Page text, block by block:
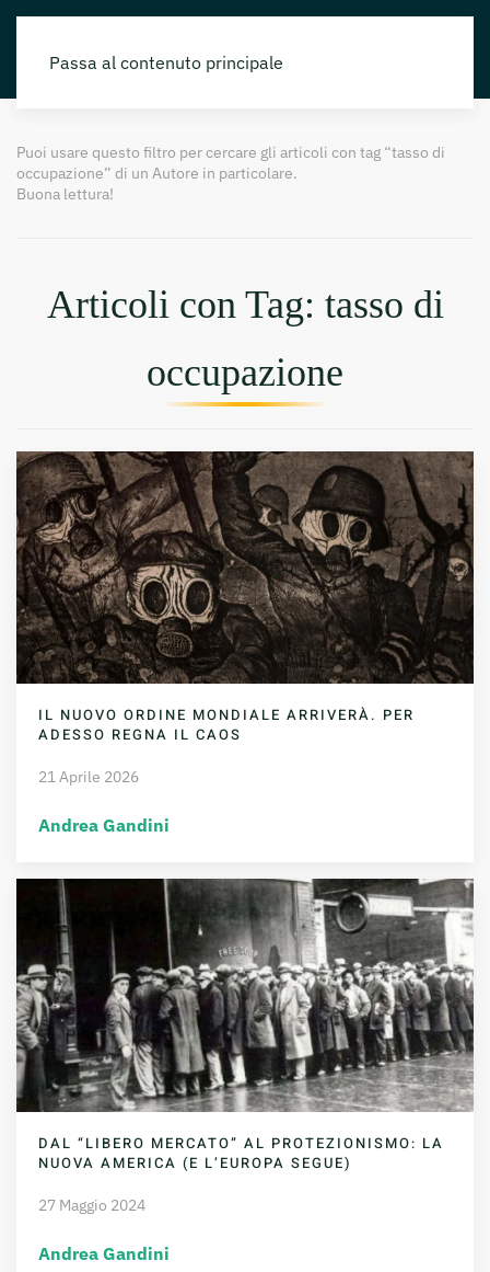
Passa al contenuto principale
Puoi usare questo filtro per cercare gli articoli con tag “tasso di
occupazione” di un Autore in particolare.
Buona lettura!
Articoli con Tag: tasso di
occupazione
IL NUOVO ORDINE MONDIALE ARRIVERÀ. PER
ADESSO REGNA IL CAOS
21 Aprile 2026
Andrea Gandini
DAL “LIBERO MERCATO” AL PROTEZIONISMO: LA
NUOVA AMERICA (E L’EUROPA SEGUE)
27 Maggio 2024
Andrea Gandini